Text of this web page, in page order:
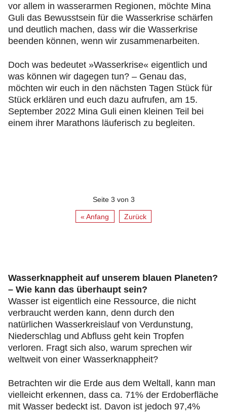
vor allem in wasserarmen Regionen, möchte Mina
Guli das Bewusstsein für die Wasserkrise schärfen
und deutlich machen, dass wir die Wasserkrise
beenden können, wenn wir zusammenarbeiten.
Doch was bedeutet »Wasserkrise« eigentlich und
was können wir dagegen tun? – Genau das,
möchten wir euch in den nächsten Tagen Stück für
Stück erklären und euch dazu aufrufen, am 15.
September 2022 Mina Guli einen kleinen Teil bei
einem ihrer Marathons läuferisch zu begleiten.
Seite 3 von 3
« Anfang Zurück
Wasserknappheit auf unserem blauen Planeten?
– Wie kann das überhaupt sein?
Wasser ist eigentlich eine Ressource, die nicht
verbraucht werden kann, denn durch den
natürlichen Wasserkreislauf von Verdunstung,
Niederschlag und Abfluss geht kein Tropfen
verloren. Fragt sich also, warum sprechen wir
weltweit von einer Wasserknappheit?
Betrachten wir die Erde aus dem Weltall, kann man
vielleicht erkennen, dass ca. 71% der Erdoberfläche
mit Wasser bedeckt ist. Davon ist jedoch 97,4%